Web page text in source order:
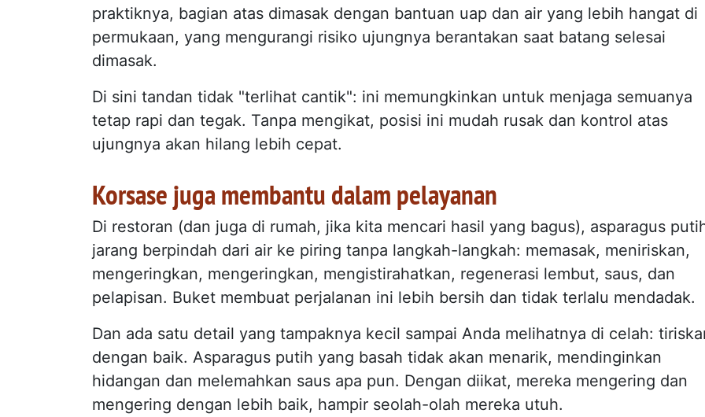
praktiknya, bagian atas dimasak dengan bantuan uap dan air yang lebih hangat di
permukaan, yang mengurangi risiko ujungnya berantakan saat batang selesai
dimasak.
Di sini tandan tidak "terlihat cantik": ini memungkinkan untuk menjaga semuanya
tetap rapi dan tegak. Tanpa mengikat, posisi ini mudah rusak dan kontrol atas
ujungnya akan hilang lebih cepat.
Korsase juga membantu dalam pelayanan
Di restoran (dan juga di rumah, jika kita mencari hasil yang bagus), asparagus
jarang berpindah dari air ke piring tanpa langkah-langkah: memasak, meniriskan,
mengeringkan, mengeringkan, mengistirahatkan, regenerasi lembut, saus, dan
pelapisan. Buket membuat perjalanan ini lebih bersih dan tidak terlalu mendadak.
Dan ada satu detail yang tampaknya kecil sampai Anda melihatnya di celah:
dengan baik. Asparagus putih yang basah tidak akan menarik, mendinginkan
hidangan dan melemahkan saus apa pun. Dengan diikat, mereka mengering dan
mengering dengan lebih baik, hampir seolah-olah mereka utuh.